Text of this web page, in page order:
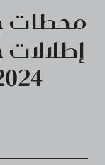
محطات
2024